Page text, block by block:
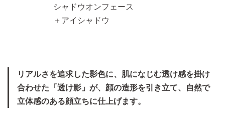
シャドウオンフェース
＋アイシャドウ
リアルさを追求した影色に、肌になじむ透け感を掛け
合わせた「透け影」が、顔の造形を引き立て、自然で
立体感のある顔立ちに仕上げます。